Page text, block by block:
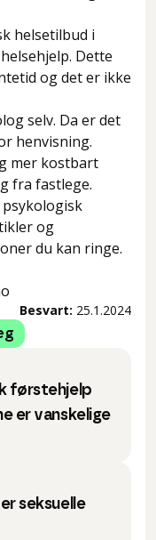
helsetilbud i
Dette
og det er ikke
selv. Da er det
henvisning.
mer kostbart
fra fastlege.
psykologisk
og
du kan ringe.
Besvart: 25.1.2024
førstehjelp
er vanskelige
seksuelle